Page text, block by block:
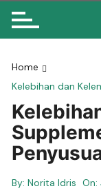
Home
Kelebihan dan
By: Norita Idris On: